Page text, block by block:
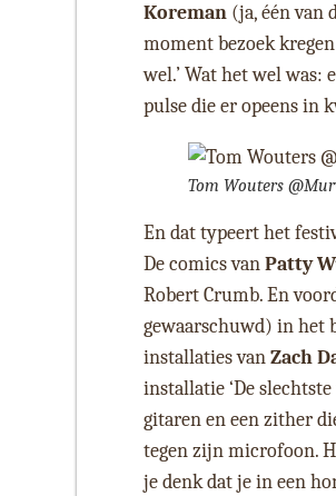
Koreman(ja, één van
moment bezoek
wel.’ Wat het wel was:
pulse die er opeens in
Tom Wouters
En dat typeert het
De comics vanPatty
Robert Crumb. En
gewaarschuwd) in het
installaties vanZach
installatie ‘De
gitaren en een zither
tegen zijn microfoon.
je denk dat je in een